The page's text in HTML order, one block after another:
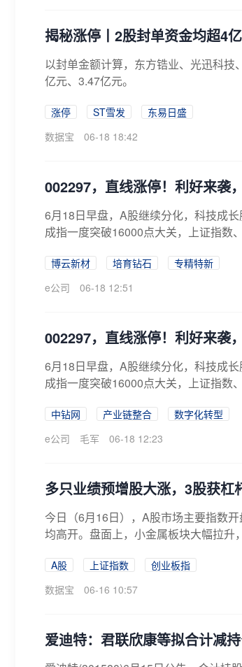
揭秘涨停丨2股封单资金均超4
以封单金额计算，东方锆业、光迅科
亿元、3.47亿元。
涨停 ST雪发
东易日盛
数据宝
06-18 18:42
002297，直线涨停！利好来袭
6月18日早盘，A股继续分化，科技成
成指一度突破16000点大关，上证指数
博云新材 培育钻石
专精特新
e公司
06-18 12:51
002297，直线涨停！利好来袭
6月18日早盘，A股继续分化，科技成
成指一度突破16000点大关，上证指数
中钻网 产业链整合
数字化转型
e公司
毛军 06-18 12:23
多只业绩预增股大涨，3股获杠
今日（6月16日），A股市场主要指数
均高开。盘面上，小金属板块大幅拉升
A股 上证指数
创业板指
数据宝
06-16 10:57
爱迪特：君联欣康等拟合计减